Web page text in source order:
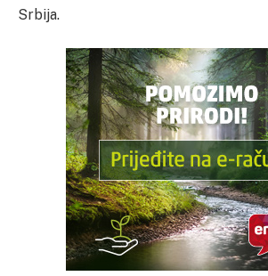
Srbija.